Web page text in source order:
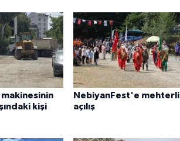
kişi
NebiyanFest'e mehterli
açılış